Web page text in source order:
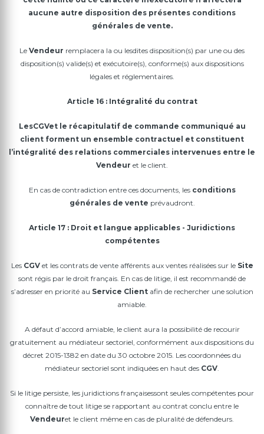
aucune autre disposition des présentes conditions
générales de vente.
Le Vendeur remplacera la ou lesdites disposition(s) par une ou des
disposition(s) valide(s) et exécutoire(s), conforme(s) aux dispositions
légales et réglementaires.
Article 16 : Intégralité du contrat
LesCGVet le récapitulatif de commande communiqué au
client forment un ensemble contractuel et constituent
l’intégralité des relations commerciales intervenues entre le
Vendeur et le client.
En cas de contradiction entre ces documents, les conditions
générales de vente prévaudront.
Article 17 : Droit et langue applicables - Juridictions
compétentes
Les CGVet les contrats de vente afférents aux ventes réalisées sur le Site
sont régis par le droit français. En cas de litige, il est recommandé de
s’adresser en priorité au Service Client afin de rechercher une solution
amiable.
A défaut d’accord amiable, le client aura la possibilité de recourir
gratuitement au médiateur sectoriel, conformément aux dispositions du
décret 2015-1382 en date du 30 octobre 2015. Les coordonnées du
médiateur sectoriel sont indiquées en haut des CGV.
Si le litige persiste, les juridictions françaisessont seules compétentes pour
connaître de tout litige se rapportant au contrat conclu entre le
Vendeuret le client même en cas de pluralité de défendeurs.